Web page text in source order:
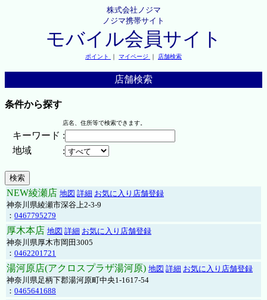
株式会社ノジマ
ノジマ携帯サイト
モバイル会員サイト
ポイント ｜ マイページ ｜ 店舗検索
店舗検索
条件から探す
店名、住所等で検索できます。
キーワード :
地域
:
NEW綾瀬店 地図 詳細 お気に入り店舗登録
神奈川県綾瀬市深谷上2-3-9
： 0467795279
厚木本店 地図 詳細 お気に入り店舗登録
神奈川県厚木市岡田3005
： 0462201721
湯河原店(アクロスプラザ湯河原) 地図 詳細 お気に入り店舗登録
神奈川県足柄下郡湯河原町中央1-1617-54
： 0465641688